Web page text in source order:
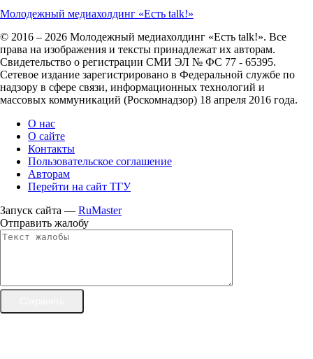
Молодежный медиахолдинг «Есть talk!»
© 2016 – 2026 Молодежный медиахолдинг «Есть talk!». Все
права на изображения и тексты принадлежат их авторам.
Свидетельство о регистрации СМИ ЭЛ № ФС 77 - 65395.
Сетевое издание зарегистрировано в Федеральной службе по
надзору в сфере связи, информационных технологий и
массовых коммуникаций (Роскомнадзор) 18 апреля 2016 года.
О нас
О сайте
Контакты
Пользовательское соглашение
Авторам
Перейти на сайт ТГУ
Запуск сайта — RuMaster
Отправить жалобу